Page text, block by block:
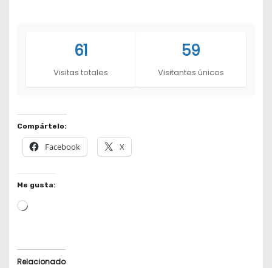
61
Visitas totales
59
Visitantes únicos
Compártelo:
Facebook X
Me gusta:
L
d
Relacionado